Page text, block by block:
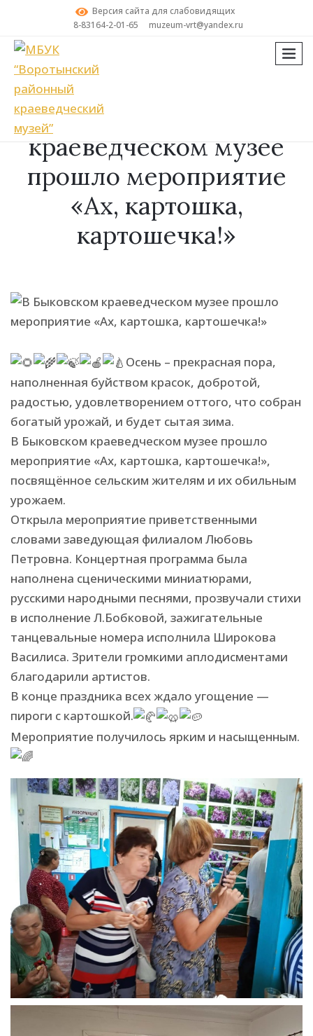
Версия сайта для слабовидящих
8-83164-2-01-65
muzeum-vrt@yandex.ru
Поиск
В Быковском
краеведческом музее
прошло мероприятие
«Ах, картошка,
картошечка!»
Осень – прекрасная пора,
наполненная буйством красок, добротой,
радостью, удовлетворением оттого, что собран
богатый урожай, и будет сытая зима.
В Быковском краеведческом музее прошло
мероприятие «Ах, картошка, картошечка!»,
посвящённое сельским жителям и их обильным
урожаем.
Открыла мероприятие приветственными
словами заведующая филиалом Любовь
Петровна. Концертная программа была
наполнена сценическими миниатюрами,
русскими народными песнями, прозвучали стихи
в исполнение Л.Бобковой, зажигательные
танцевальные номера исполнила Широкова
Василиса. Зрители громкими аплодисментами
благодарили артистов.
В конце праздника всех ждало угощение —
пироги с картошкой.
Мероприятие получилось ярким и насыщенным.